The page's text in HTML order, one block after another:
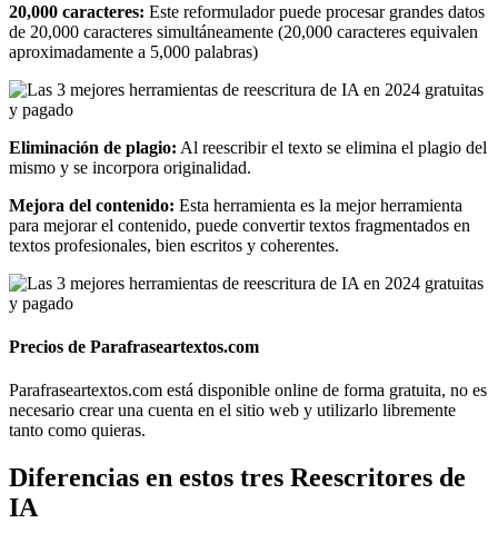
20,000 caracteres: Este reformulador puede procesar grandes datos
de 20,000 caracteres simultáneamente (20,000 caracteres equivalen
aproximadamente a 5,000 palabras)
Eliminación de plagio: Al reescribir el texto se elimina el plagio del
mismo y se incorpora originalidad.
Mejora del contenido: Esta herramienta es la mejor herramienta
para mejorar el contenido, puede convertir textos fragmentados en
textos profesionales, bien escritos y coherentes.
Precios de Parafraseartextos.com
Parafraseartextos.com está disponible online de forma gratuita, no es
necesario crear una cuenta en el sitio web y utilizarlo libremente
tanto como quieras.
Diferencias en estos tres Reescritores de
IA